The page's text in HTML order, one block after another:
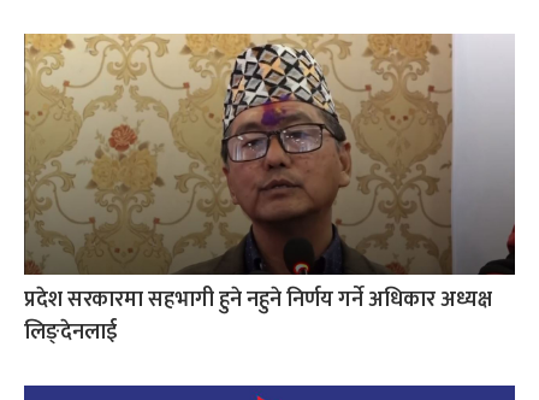
प्रदेश सरकारमा सहभागी हुने नहुने निर्णय गर्ने अधिकार अध्यक्ष
लिङ्देनलाई